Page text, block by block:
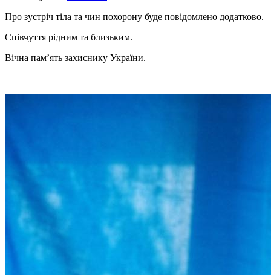
Про зустріч тіла та чин похорону буде повідомлено додатково.
Співчуття рідним та близьким.
Вічна пам’ять захиснику України.